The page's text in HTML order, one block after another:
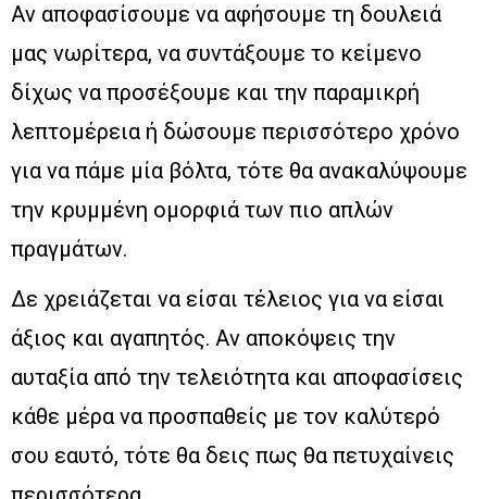
Αν αποφασίσουμε να αφήσουμε τη δουλειά
μας νωρίτερα, να συντάξουμε το κείμενο
δίχως να προσέξουμε και την παραμικρή
λεπτομέρεια ή δώσουμε περισσότερο χρόνο
για να πάμε μία βόλτα, τότε θα ανακαλύψουμε
την κρυμμένη ομορφιά των πιο απλών
πραγμάτων.
Δε χρειάζεται να είσαι τέλειος για να είσαι
άξιος και αγαπητός. Αν αποκόψεις την
αυταξία από την τελειότητα και αποφασίσεις
κάθε μέρα να προσπαθείς με τον καλύτερό
σου εαυτό, τότε θα δεις πως θα πετυχαίνεις